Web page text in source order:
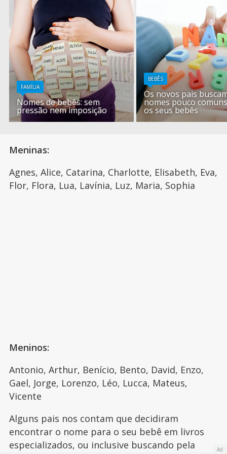
FAMÍLIA
Nomes de bebês: sem
pressão nem imposição
BEBÊS
Os novos pais
nomes pouco
os seus bebês
Meninas:
Agnes, Alice, Catarina, Charlotte, Elisabeth, Eva,
Flor, Flora, Lua, Lavínia, Luz, Maria, Sophia
Meninos:
Antonio, Arthur, Benício, Bento, David, Enzo,
Gael, Jorge, Lorenzo, Léo, Lucca, Mateus,
Vicente
Alguns pais nos contam que decidiram
encontrar o nome para o seu bebê em livros
especializados, ou inclusive buscando pela
Ad